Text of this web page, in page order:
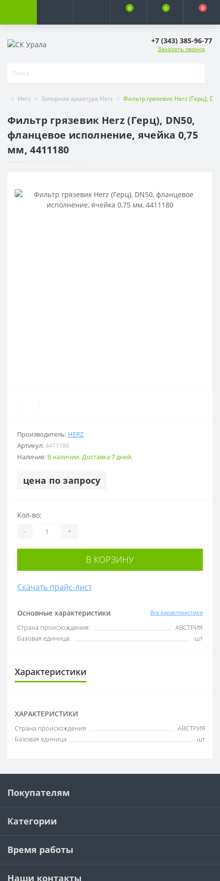
0 0 0
+7 (343) 385-96-77
Заказать звонок
Herz Запорная арматура Herz Фильтр грязевик Herz (Герц),
Фильтр грязевик Herz (Герц), DN50,
фланцевое исполнение, ячейка 0,75
мм, 4411180
Производитель: HERZ
Артикул:4411186
Наличие: В наличии. Доставка 7 дней.
цена по запросу
Основные характеристики Все характеристики
Cтрана происхождения:
АВСТРИЯ
Базовая единица:
шт
Кол-во:
- +
В КОРЗИНУ
Скачать прайс-лист
Характеристики
ХАРАКТЕРИСТИКИ
Cтрана происхождения
АВСТРИЯ
Базовая единица
шт
Покупателям
Категории
Время работы
Наши контакты